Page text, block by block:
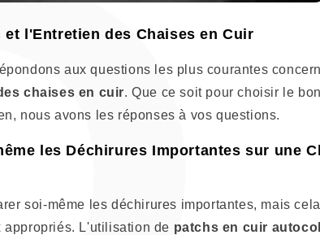
et l'Entretien des Chaises en Cuir
aux questions les plus courantes
chaises en cuir. Que ce soit pour choisir le
nous avons les réponses à vos questions.
les Déchirures Importantes sur une
soi-même les déchirures importantes, mais
appropriés. L'utilisation de patchs en cuir